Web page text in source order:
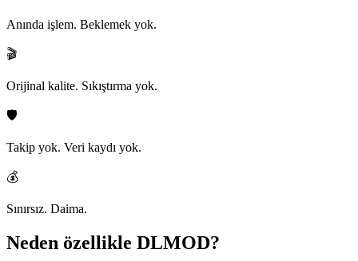
Anında işlem. Beklemek yok.
🎬
Orijinal kalite. Sıkıştırma yok.
🛡️
Takip yok. Veri kaydı yok.
💰
Sınırsız. Daima.
Neden özellikle DLMOD?